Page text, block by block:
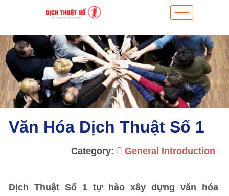
Văn Hóa Dịch Thuật Số 1
Category: General Introduction
Dịch Thuật Số 1 tự hào xây dựng văn hóa